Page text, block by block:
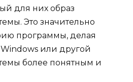
для них образ
Это значительно
программы, делая
или другой
более понятным и